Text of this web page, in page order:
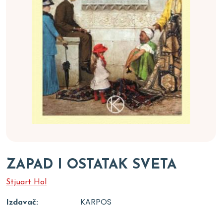
ZAPAD I OSTATAK SVETA
Stjuart Hol
Izdavač: KARPOS